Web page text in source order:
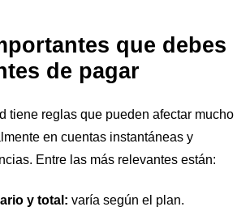
que debes
de pagar
tiene reglas que pueden afectar mucho
en cuentas instantáneas y
Entre las más relevantes están:
y total: varía según el plan.